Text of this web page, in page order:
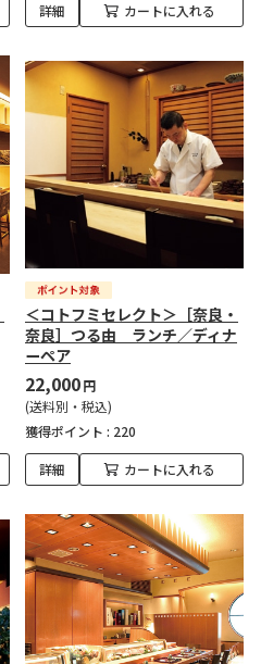
詳細 カートに入れる
＜コトフミセレクト＞［奈良・
奈良］つる由 ランチ／ディナ
ーペア
22,000円
(送料別・税込)
獲得ポイント : 220
詳細 カートに入れる